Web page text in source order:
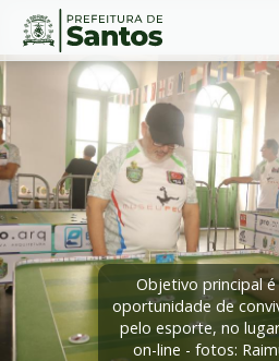
Ir
o
conteúdo
1
Ir
para
o
menu
2
para
A
Conteúdo
Objetivo principal
oportunidade de
pelo esporte, no
on-line - fotos: